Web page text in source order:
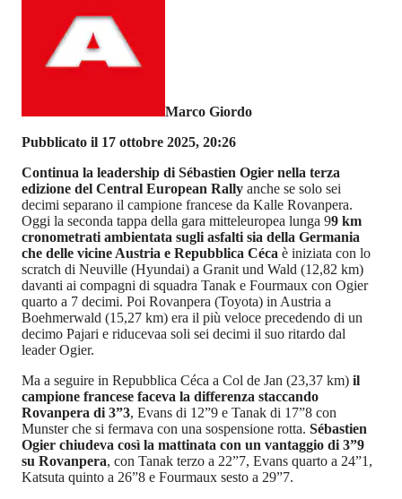
Marco Giordo
Pubblicato il 17 ottobre 2025, 20:26
Continua la leadership di Sébastien Ogier nella terza
edizione del Central European Rally anche se solo sei
decimi separano il campione francese da Kalle Rovanpera.
Oggi la seconda tappa della gara mitteleuropea lunga 99 km
cronometrati ambientata sugli asfalti sia della Germania
che delle vicine Austria e Repubblica Céca è iniziata con lo
scratch di Neuville (Hyundai) a Granit und Wald (12,82 km)
davanti ai compagni di squadra Tanak e Fourmaux con Ogier
quarto a 7 decimi. Poi Rovanpera (Toyota) in Austria a
Boehmerwald (15,27 km) era il più veloce precedendo di un
decimo Pajari e riducevaa soli sei decimi il suo ritardo dal
leader Ogier.
Ma a seguire in Repubblica Céca a Col de Jan (23,37 km) il
campione francese faceva la differenza staccando
Rovanpera di 3”3, Evans di 12”9 e Tanak di 17”8 con
Munster che si fermava con una sospensione rotta. Sébastien
Ogier chiudeva così la mattinata con un vantaggio di 3”9
su Rovanpera, con Tanak terzo a 22”7, Evans quarto a 24”1,
Katsuta quinto a 26”8 e Fourmaux sesto a 29”7.